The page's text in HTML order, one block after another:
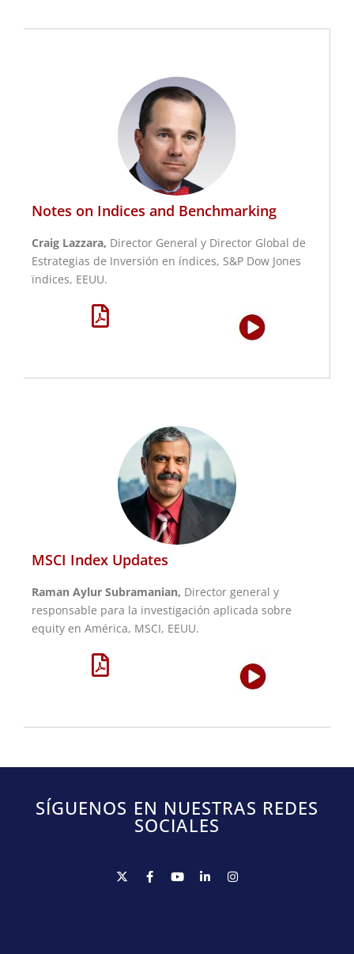
Notes on Indices and Benchmarking
Craig Lazzara, Director General y Director Global de
Estrategias de Inversión en índices, S&P Dow Jones
ïndices, EEUU.
MSCI Index Updates
Raman Aylur Subramanian, Director general y
responsable para la investigación aplicada sobre
equity en América, MSCI, EEUU.
SÍGUENOS EN NUESTRAS REDES
SOCIALES